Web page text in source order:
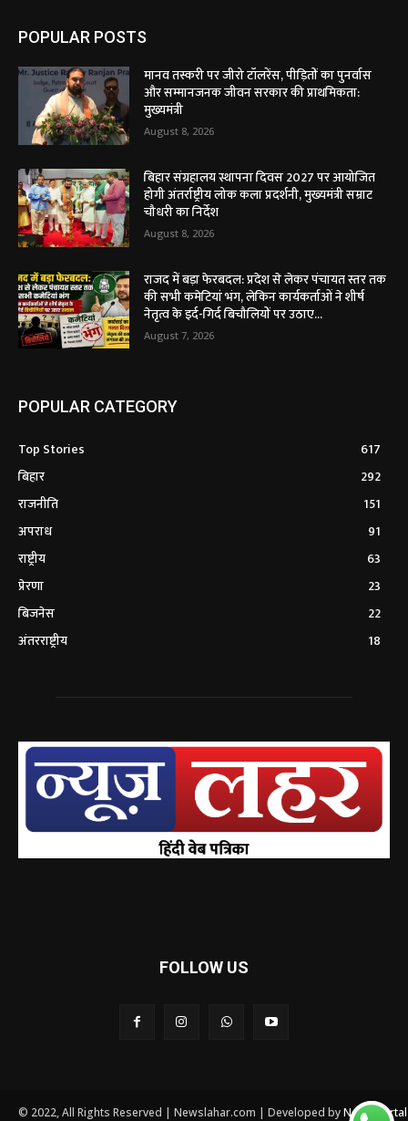
POPULAR POSTS
मानव तस्करी पर जीरो टॉलरेंस, पीड़ितों का पुनर्वास
और सम्मानजनक जीवन सरकार की प्राथमिकता:
मुख्यमंत्री
August 8, 2026
बिहार संग्रहालय स्थापना दिवस 2027 पर आयोजित
होगी अंतर्राष्ट्रीय लोक कला प्रदर्शनी, मुख्यमंत्री सम्राट
चौधरी का निर्देश
August 8, 2026
राजद में बड़ा फेरबदल: प्रदेश से लेकर पंचायत स्तर तक
की सभी कमेटियां भंग, लेकिन कार्यकर्ताओं ने शीर्ष
नेतृत्व के इर्द-गिर्द बिचौलियों पर उठाए...
August 7, 2026
POPULAR CATEGORY
Top Stories
617
बिहार
292
राजनीति
151
अपराध
91
राष्ट्रीय
63
प्रेरणा
23
बिजनेस
22
अंतरराष्ट्रीय
18
FOLLOW US
© 2022, All Rights Reserved | Newslahar.com | Developed byNews